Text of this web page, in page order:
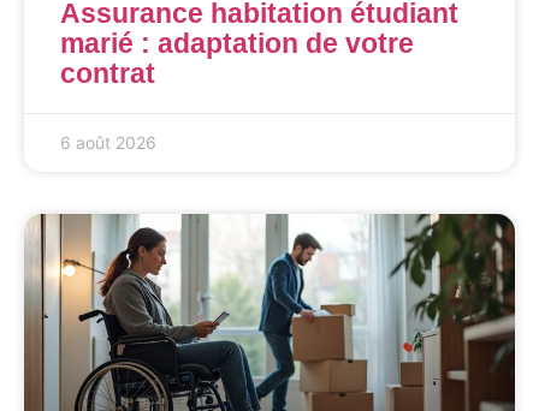
Assurance habitation étudiant
marié : adaptation de votre
contrat
6 août 2026